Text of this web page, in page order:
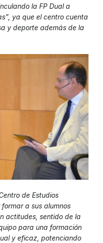
la FP Dual a
ya que el centro cuenta
y deporte además de la
de Estudios
a sus alumnos
actitudes, sentido de la
para una formación
y eficaz, potenciando